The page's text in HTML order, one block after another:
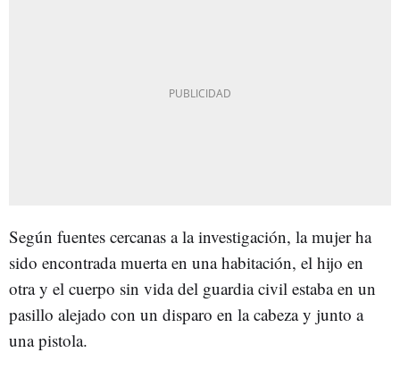
Según fuentes cercanas a la investigación, la mujer ha
sido encontrada muerta en una habitación, el hijo en
otra y el cuerpo sin vida del guardia civil estaba en un
pasillo alejado con un disparo en la cabeza y junto a
una pistola.